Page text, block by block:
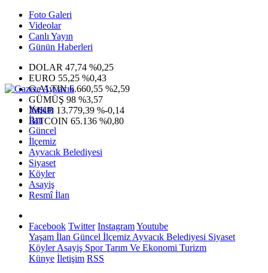
Foto Galeri
Videolar
Canlı Yayın
Günün Haberleri
DOLAR 47,74 %0,25
EURO 55,25 %0,43
G.ALTIN6.660,55 %2,59
GÜMÜŞ 98 %3,57
IMKB 13.779,39 %-0,14
BITCOIN 65.136 %0,80
Yaşam
İlan
Güncel
İlçemiz
Ayvacık Belediyesi
Siyaset
Köyler
Asayiş
Resmî İlan
Facebook Twitter InstagramYoutube
Yaşam İlan Güncel İlçemiz Ayvacık Belediyesi Siyaset
KöylerAsayiş SporTarım Ve Ekonomi Turizm
Künye İletişim RSS